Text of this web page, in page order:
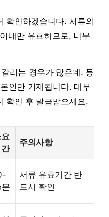
확인하겠습니다. 서류의
내만 유효하므로, 너무
리는 경우가 많은데, 등
인만 기재됩니다. 대부
확인 후 발급받으세요.
주의사항
분
서류 유효기간 반
드시 확인